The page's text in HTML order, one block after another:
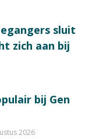
sluit
zich aan bij
bij Gen
2026